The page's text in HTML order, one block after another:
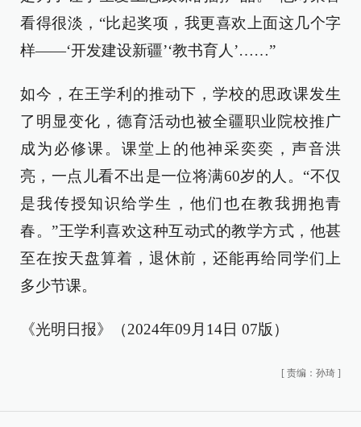
看得很淡，“比起奖项，我更喜欢上面这几个字
样——‘开发建设新疆’‘教书育人’……”
如今，在王学利的推动下，学校的思政课发生
了明显变化，德育活动也被全疆职业院校推广
成为必修课。课堂上的他神采奕奕，声音洪
亮，一点儿看不出是一位将满60岁的人。“不仅
是我传授知识给学生，他们也在教我拥抱青
春。”王学利喜欢这种互动式的教学方式，他甚
至在按天盘算着，退休前，还能再给同学们上
多少节课。
《光明日报》（2024年09月14日 07版）
[ 责编：孙琦 ]